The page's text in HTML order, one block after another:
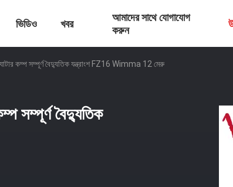
ভিডিও খবর
আমাদের সাথে যোগাযোগ
করুন
কম্প সম্পূর্ণ বৈদ্যুতিক যন্ত্রাংশ FZ16 Wimma 12 মেরু
সম্পূর্ণ বৈদ্যুতিক